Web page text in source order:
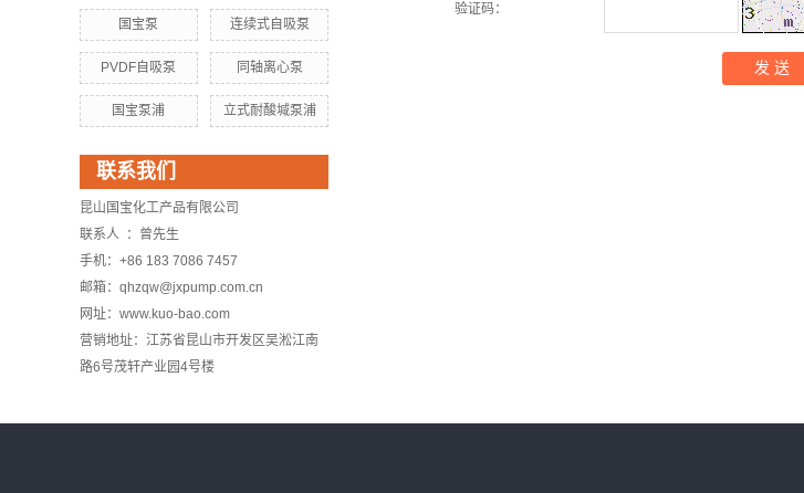
国宝泵 连续式自吸泵
PVDF自吸泵 同轴离心泵
国宝泵浦 立式耐酸堿泵浦
联系我们
昆山国宝化工产品有限公司
联系人 ：曾先生
手机：+86 183 7086 7457
邮箱：qhzqw@jxpump.com.cn
网址：www.kuo-bao.com
营销地址：江苏省昆山市开发区吴淞江南
路6号茂轩产业园4号楼
验证码：